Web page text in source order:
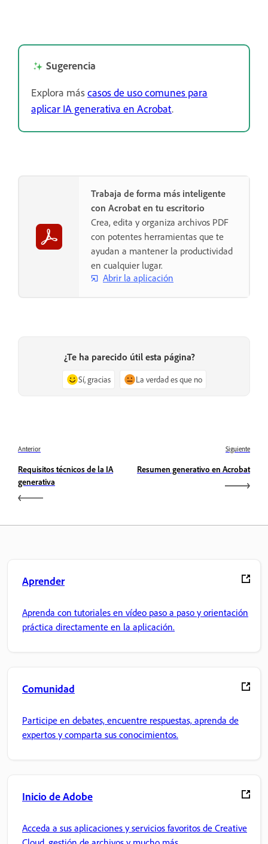
Sugerencia
Explora máscasos de uso comunes para
aplicar IA generativa en Acrobat.
Trabaja de forma más inteligente
con Acrobat en tu escritorio
Crea, edita y organiza archivos PDF
con potentes herramientas que te
ayudan a mantener la productividad
en cualquier lugar.
Abrir la aplicación
¿Te ha parecido útil esta página?
Sí, gracias La verdad es que no
Anterior
Requisitos técnicos de la IA
generativa
Siguiente
Resumen generativo en Acrobat
Aprender
Aprenda con tutoriales en vídeo paso a paso y orientación
práctica directamente en la aplicación.
Comunidad
Participe en debates, encuentre respuestas, aprenda de
expertos y comparta sus conocimientos.
Inicio de Adobe
Acceda a sus aplicaciones y servicios favoritos de Creative